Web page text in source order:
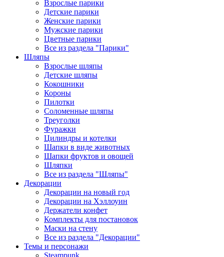
Взрослые парики
Детские парики
Женские парики
Мужские парики
Цветные парики
Все из раздела "Парики"
Шляпы
Взрослые шляпы
Детские шляпы
Кокошники
Короны
Пилотки
Соломенные шляпы
Треуголки
Фуражки
Цилиндры и котелки
Шапки в виде животных
Шапки фруктов и овощей
Шляпки
Все из раздела "Шляпы"
Декорации
Декорации на новый год
Декорации на Хэллоуин
Держатели конфет
Комплекты для постановок
Маски на стену
Все из раздела "Декорации"
Темы и персонажи
Steampunk